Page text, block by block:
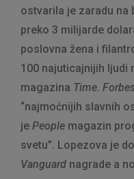
ostvarila je zaradu na
preko 3 milijarde
poslovna žena i
100 najuticajnijih ljudi
magazina Time.
“najmoćnijih slavnih
je People magazin
svetu”. Lopezova je
Vanguard nagrade a